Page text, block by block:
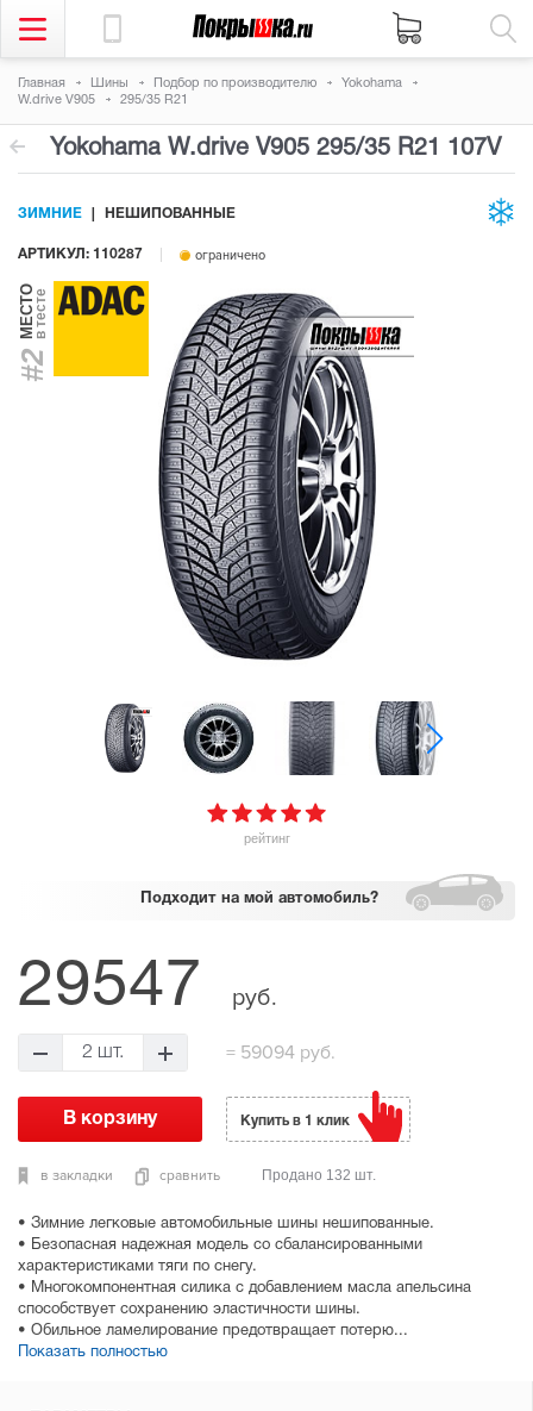
Главная Шины Подбор по производителю
Yokohama
W.drive V905
295/35 R21
Yokohama W.drive V905 295/35 R21 107V
рейтинг
АРТИКУЛ: 110287 ограничено
ЗИМНИЕ НЕШИПОВАННЫЕ
#2
МЕСТОв тесте
Подходит на мой автомобиль?
• Зимние легковые автомобильные шины нешипованные.
• Безопасная надежная модель со сбалансированными
характеристиками тяги по снегу.
• Многокомпонентная силика с добавлением масла апельсина
способствует сохранению эластичности шины.
• Обильное ламелирование предотвращает потерю...
Показать полностью
29547 руб.
2 шт. = 59094 руб.
в закладки сравнить
Купить в 1 клик
Продано 132 шт.